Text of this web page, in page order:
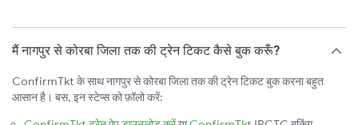
मैं नागपुर से कोरबा जिला तक की ट्रेन टिकट कैसे बुक करूँ?
ConfirmTkt के साथ नागपुर से कोरबा जिला तक की ट्रेन टिकट बुक करना बहुत
आसान है। बस, इन स्टेप्स को फ़ॉलो करें: